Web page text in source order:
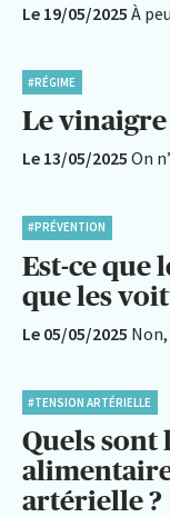
Le 19/05/2025 À
#RÉGIME
Le
Le 13/05/2025 On
#PRÉVENTION
Est-ce que
que les
Le 05/05/2025
#TENSION ARTÉRIELLE
Quels sont
artérielle ?